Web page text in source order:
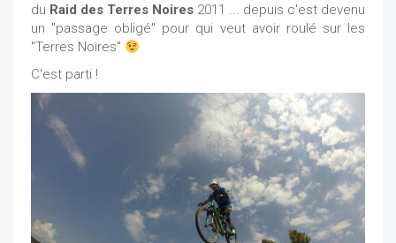
du Raid des Terres Noires 2011 ... depuis c'est devenu
un "passage obligé" pour qui veut avoir roulé sur les
"Terres Noires"
C'est parti !